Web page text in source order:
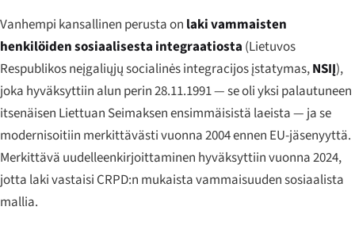
Vanhempi kansallinen perusta on laki vammaisten
henkilöiden sosiaalisesta integraatiosta (Lietuvos
Respublikos neįgaliųjų socialinės integracijos įstatymas,NSIĮ),
joka hyväksyttiin alun perin 28.11.1991 — se oli yksi palautuneen
itsenäisen Liettuan Seimaksen ensimmäisistä laeista — ja se
modernisoitiin merkittävästi vuonna 2004 ennen EU-jäsenyyttä.
Merkittävä uudelleenkirjoittaminen hyväksyttiin vuonna 2024,
jotta laki vastaisi CRPD:n mukaista vammaisuuden sosiaalista
mallia.